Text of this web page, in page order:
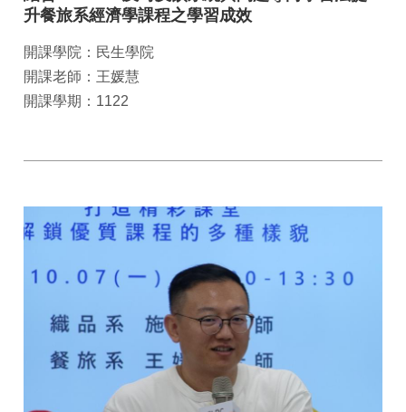
升餐旅系經濟學課程之學習成效
開課學院：民生學院
開課老師：王媛慧
開課學期：1122